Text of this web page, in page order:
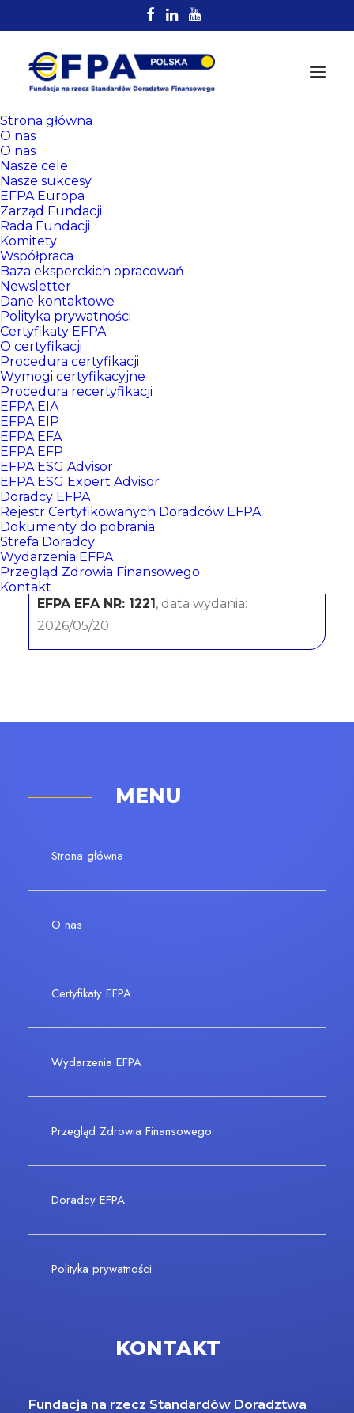
Strona główna
O nas
O nas
Nasze cele
Nasze sukcesy
EFPA Europa
Zarząd Fundacji
Rada Fundacji
Komitety
Współpraca
Baza eksperckich opracowań
Newsletter
Dane kontaktowe
Polityka prywatności
Certyfikaty EFPA
O certyfikacji
Procedura certyfikacji
Wymogi certyfikacyjne
Procedura recertyfikacji
EFPA EIA
EFPA EIP
EFPA EFA
EFPA EFP
EFPA ESG Advisor
EFPA ESG Expert Advisor
Doradcy EFPA
Rejestr Certyfikowanych Doradców EFPA
Dokumenty do pobrania
Strefa Doradcy
Wydarzenia EFPA
Przegląd Zdrowia Finansowego
Kontakt
Rejestr
Certyfikowanych
Doradców EFPA
Marcin Dudek
Bank Millennium Spółka Akcyjna
CERTYFIKATY:
EFPA EFA NR: 1221, data wydania:
2026/05/20
MENU
Strona główna
O nas
Certyfikaty EFPA
Wydarzenia EFPA
Przegląd Zdrowia Finansowego
Doradcy EFPA
Polityka prywatności
KONTAKT
Fundacja na rzecz Standardów Doradztwa